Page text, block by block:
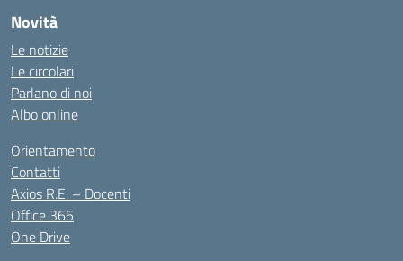
Novità
Le notizie
Le circolari
Parlano di noi
Albo online
Orientamento
Contatti
Axios R.E. – Docenti
Office 365
One Drive